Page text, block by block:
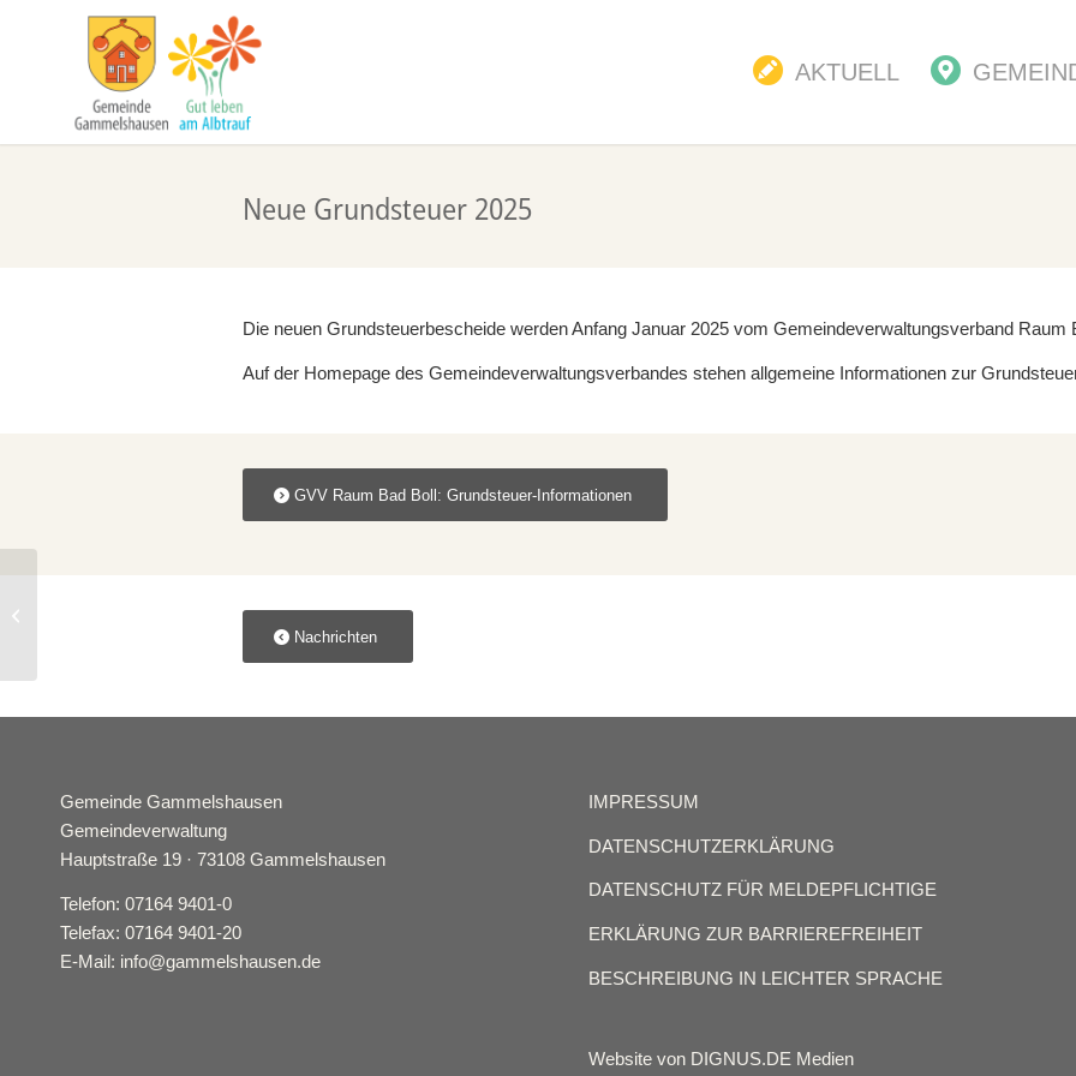
AKTUELL
Neue Grundsteuer 2025
Die neuen Grundsteuerbescheide werden Anfang Januar 2025 vom Gemeindeverwaltungsverband Raum
Auf der Homepage des Gemeindeverwaltungsverbandes stehen allgemeine Informationen zur
GVV Raum Bad Boll: Grundsteuer-Informationen
Nachrichten
Gemeinde Gammelshausen
Gemeindeverwaltung
Hauptstraße 19 · 73108 Gammelshausen
Telefon: 07164 9401-0
Telefax: 07164 9401-20
E-Mail: info@gammelshausen.de
IMPRESSUM
DATENSCHUTZERKLÄRUNG
DATENSCHUTZ FÜR MELDEPFLICHTIGE
ERKLÄRUNG ZUR BARRIEREFREIHEIT
BESCHREIBUNG IN LEICHTER SPRACHE
Website von DIGNUS.DE Medien
Urnengemeinschaftsgrabanlage